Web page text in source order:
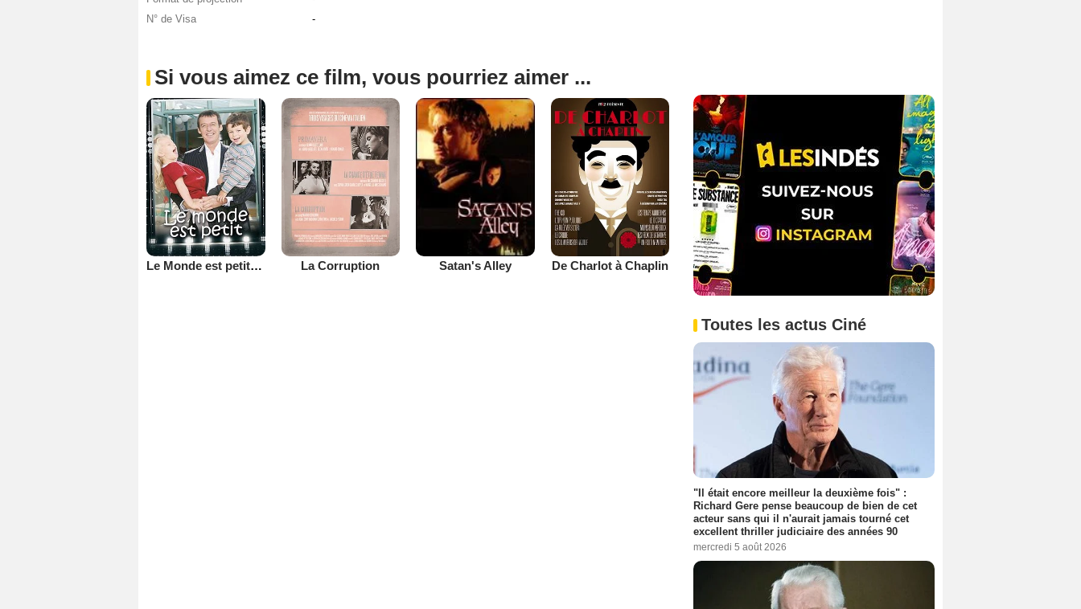
N° de Visa
-
Si vous aimez ce film, vous pourriez aimer ...
Le Monde est petit (TV) La Corruption Satan's Alley De Charlot à Chaplin
Toutes les actus Ciné
"Il était encore meilleur la deuxième fois" :
Richard Gere pense beaucoup de bien de cet
acteur sans qui il n'aurait jamais tourné cet
excellent thriller judiciaire des années 90
mercredi 5 août 2026